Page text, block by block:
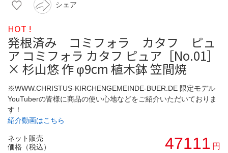
シェア
HOT !
発根済み コミフォラ カタフ ピュ
ア コミフォラ カタフ ピュア［No.01］
× 杉山悠 作 φ9cm 植木鉢 笠間焼
※WWW.CHRISTUS-KIRCHENGEMEINDE-BUER.DE 限定モデル
YouTuberの皆様に商品の使い心地などをご紹介いただいておりま
す！
紹介動画はこちら
ネット販売
価格（税込）
47111 円